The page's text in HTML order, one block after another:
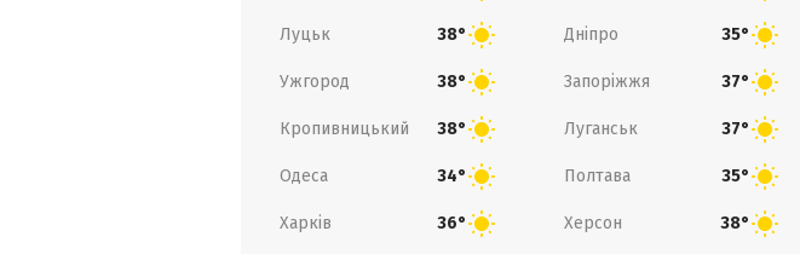
Луцьк 38° Дніпро 35°
Ужгород 38° Запоріжжя 37°
Кропивницький 38° Луганськ 37°
Одеса 34° Полтава 35°
Харків 36° Херсон 38°